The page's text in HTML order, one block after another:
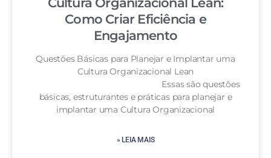
Como Criar Eficiência e
Engajamento
Questões Básicas para Planejar e Implantar uma
Cultura Organizacional Lean
Essas são questões
básicas, estruturantes e práticas para planejar e
implantar uma Cultura Organizacional
» LEIA MAIS